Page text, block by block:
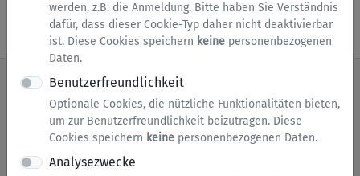
werden, z.B. die Anmeldung. Bitte haben Sie Verständnis
dafür, dass dieser Cookie-Typ daher nicht deaktivierbar
ist. Diese Cookies speichern keine personenbezogenen
Daten.
Benutzerfreundlichkeit
Optionale Cookies, die nützliche Funktionalitäten bieten,
um zur Benutzerfreundlichkeit beizutragen. Diese
Cookies speichern keine personenbezogenen Daten.
Analysezwecke
Dienst starten
nach oben Zur Startseite Impressum
Datenschutz Barrierefreiheit Cookies